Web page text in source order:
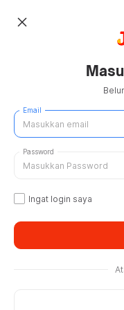
close
Email
Password
Ingat login saya